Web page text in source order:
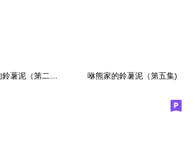
咻熊家的鈴薯泥（第五集)